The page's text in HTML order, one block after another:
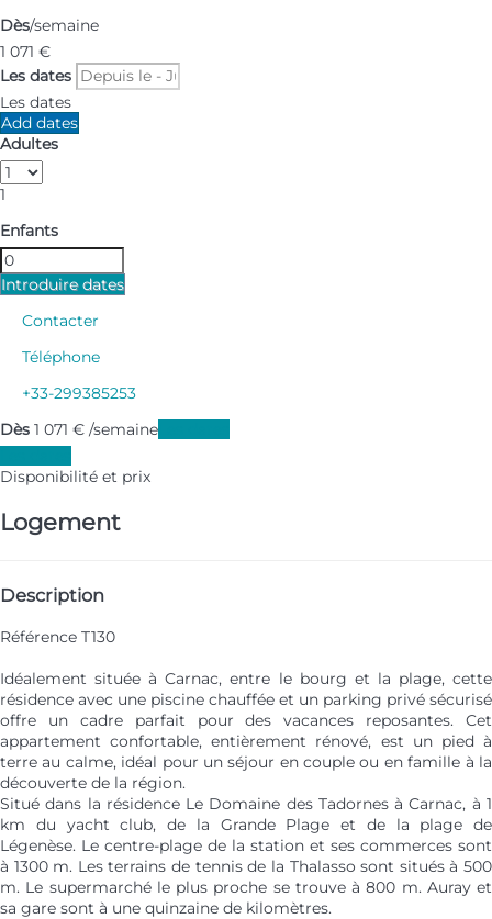
Dès/semaine
1 071 €
Les dates
Les dates
Add dates
Adultes
1
Enfants
Introduire dates
Contacter
Téléphone
+33-299385253
Dès 1 071 € /semaine
Disponibilité et prix
Logement
Description
Référence T130
Idéalement située à Carnac, entre le bourg et la plage, cette
résidence avec une piscine chauffée et un parking privé sécurisé
offre un cadre parfait pour des vacances reposantes. Cet
appartement confortable, entièrement rénové, est un pied à
terre au calme, idéal pour un séjour en couple ou en famille à la
découverte de la région.
Situé dans la résidence Le Domaine des Tadornes à Carnac, à 1
km du yacht club, de la Grande Plage et de la plage de
Légenèse. Le centre-plage de la station et ses commerces sont
à 1300 m. Les terrains de tennis de la Thalasso sont situés à 500
m. Le supermarché le plus proche se trouve à 800 m. Auray et
sa gare sont à une quinzaine de kilomètres.